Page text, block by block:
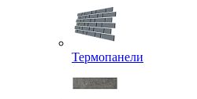
Термопанели